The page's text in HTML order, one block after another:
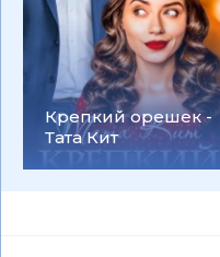
Крепкий орешек -
Тата Кит